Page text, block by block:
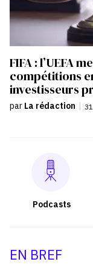
FIFA : l’UEFA
compétitions
investisseurs
par La rédaction
Podcasts
EN BREF